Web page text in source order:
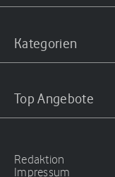
Kategorien
Top Angebote
Redaktion
Impressum